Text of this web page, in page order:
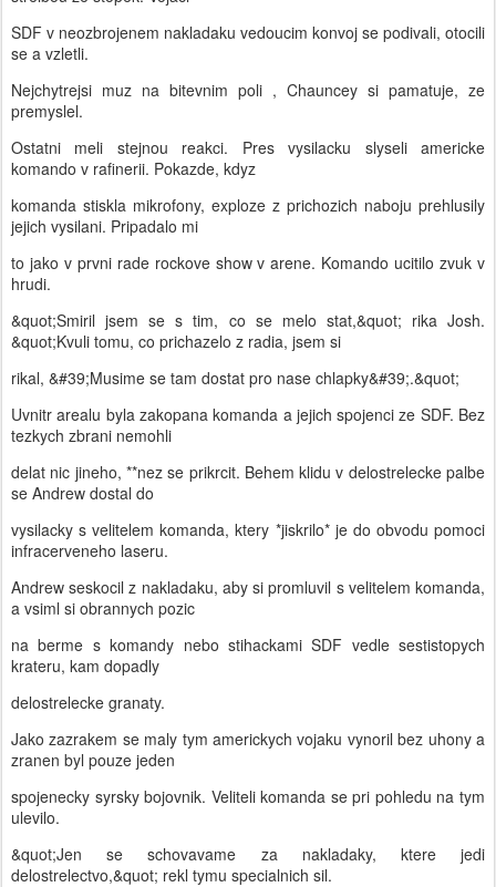
SDF v neozbrojenem nakladaku vedoucim konvoj se podivali, otocili
se a vzletli.
Nejchytrejsi muz na bitevnim poli , Chauncey si pamatuje, ze
premyslel.
Ostatni meli stejnou reakci. Pres vysilacku slyseli americke
komando v rafinerii. Pokazde, kdyz
komanda stiskla mikrofony, exploze z prichozich naboju prehlusily
jejich vysilani. Pripadalo mi
to jako v prvni rade rockove show v arene. Komando ucitilo zvuk v
hrudi.
&quot;Smiril jsem se s tim, co se melo stat,&quot; rika Josh.
&quot;Kvuli tomu, co prichazelo z radia, jsem si
rikal, &#39;Musime se tam dostat pro nase chlapky&#39;.&quot;
Uvnitr arealu byla zakopana komanda a jejich spojenci ze SDF. Bez
tezkych zbrani nemohli
delat nic jineho, **nez se prikrcit. Behem klidu v delostrelecke palbe
se Andrew dostal do
vysilacky s velitelem komanda, ktery *jiskrilo* je do obvodu pomoci
infracerveneho laseru.
Andrew seskocil z nakladaku, aby si promluvil s velitelem komanda,
a vsiml si obrannych pozic
na berme s komandy nebo stihackami SDF vedle sestistopych
krateru, kam dopadly
delostrelecke granaty.
Jako zazrakem se maly tym americkych vojaku vynoril bez uhony a
zranen byl pouze jeden
spojenecky syrsky bojovnik. Veliteli komanda se pri pohledu na tym
ulevilo.
&quot;Jen se schovavame za nakladaky, ktere jedi
delostrelectvo,&quot; rekl tymu specialnich sil.